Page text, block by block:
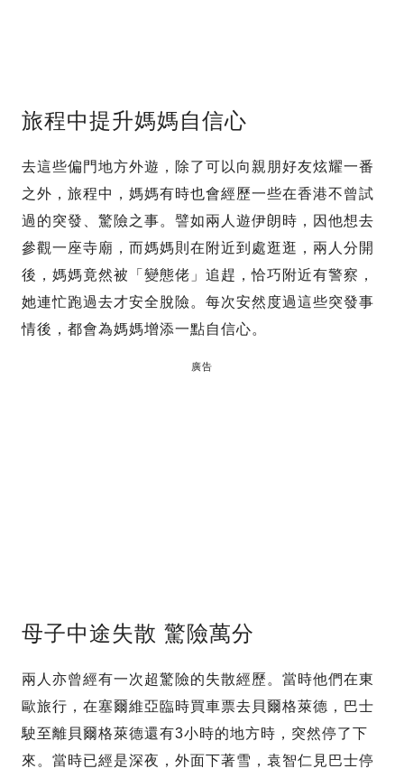
旅程中提升媽媽自信心
去這些偏門地方外遊，除了可以向親朋好友炫耀一番
之外，旅程中，媽媽有時也會經歷一些在香港不曾試
過的突發、驚險之事。譬如兩人遊伊朗時，因他想去
參觀一座寺廟，而媽媽則在附近到處逛逛，兩人分開
後，媽媽竟然被「變態佬」追趕，恰巧附近有警察，
她連忙跑過去才安全脫險。每次安然度過這些突發事
情後，都會為媽媽增添一點自信心。
廣告
母子中途失散 驚險萬分
兩人亦曾經有一次超驚險的失散經歷。當時他們在東
歐旅行，在塞爾維亞臨時買車票去貝爾格萊德，巴士
駛至離貝爾格萊德還有3小時的地方時，突然停了下
來。當時已經是深夜，外面下著雪，袁智仁見巴士停